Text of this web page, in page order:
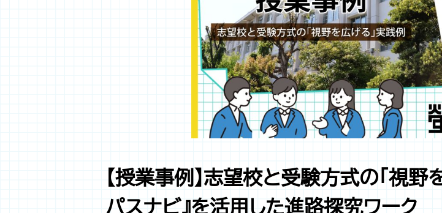
【授業事例】志望校と受験方式の「視
パスナビ』を活用した進路探究ワーク